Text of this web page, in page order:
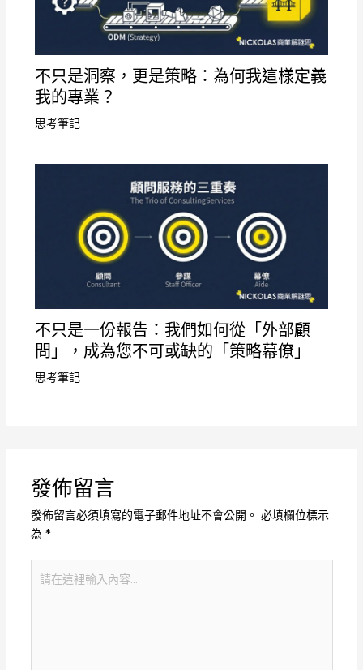
不只是洞察，更是策略：為何我這樣定義
我的專業？
思考筆記
不只是一份報告：我們如何從「外部顧
問」，成為您不可或缺的「策略幕僚」
思考筆記
發佈留言
發佈留言必須填寫的電子郵件地址不會公開。 必填欄位標示
為 *
在